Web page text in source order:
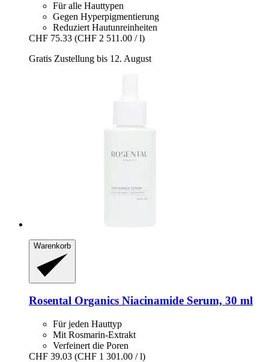
Für alle Hauttypen
Gegen Hyperpigmentierung
Reduziert Hautunreinheiten
CHF 75.33 (CHF 2 511.00 / l)
Gratis Zustellung bis 12. August
Warenkorb
Rosental Organics Niacinamide Serum, 30 ml
Für jeden Hauttyp
Mit Rosmarin-Extrakt
Verfeinert die Poren
CHF 39.03 (CHF 1 301.00 / l)